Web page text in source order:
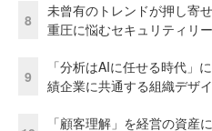
8
未曾有のトレンドが押し寄
重圧に悩むセキュリティリ
9
「分析はAIに任せる時代」
績企業に共通する組織デザ
「顧客理解」を経営の資産